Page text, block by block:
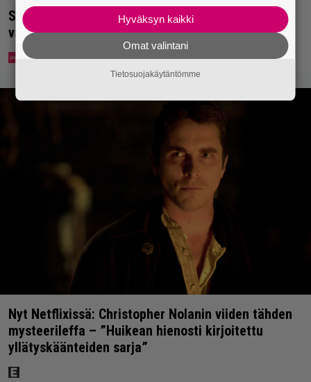
Syötkö perunoita näin? Tutkijat löysivät yhteyden
vakavaan kansansairauteen
Nyt Netflixissä: Christopher Nolanin viiden tähden
mysteerileffa – ”Huikean hienosti kirjoitettu
yllätyskäänteiden sarja”
Hyväksyn kaikki
Omat valintani
Tietosuojakäytäntömme